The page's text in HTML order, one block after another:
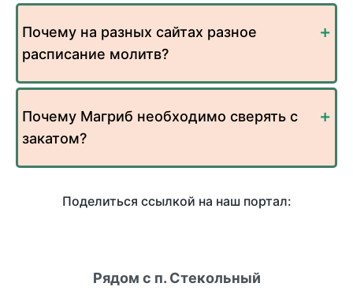
Почему на разных сайтах разное
расписание молитв?
Почему Магриб необходимо сверять с
закатом?
Поделиться ссылкой на наш портал:
Рядом с п. Стекольный